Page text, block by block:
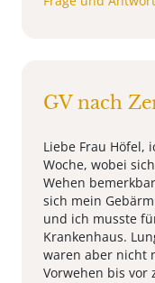
GV nach
Liebe Frau Höfel,
Woche, wobei
Wehen
sich mein
und ich musste
Krankenhaus.
waren aber nicht
Vorwehen bis vor